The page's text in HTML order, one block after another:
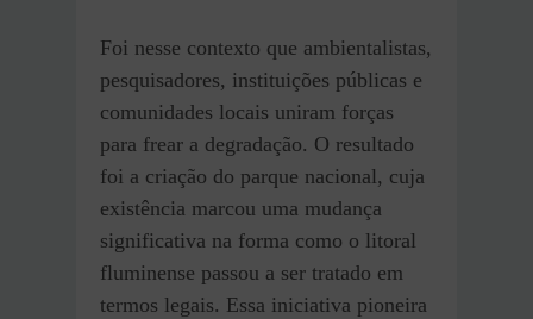
Foi nesse contexto que ambientalistas,
pesquisadores, instituições públicas e
comunidades locais uniram forças
para frear a degradação. O resultado
foi a criação do parque nacional, cuja
existência marcou uma mudança
significativa na forma como o litoral
fluminense passou a ser tratado em
termos legais. Essa iniciativa pioneira